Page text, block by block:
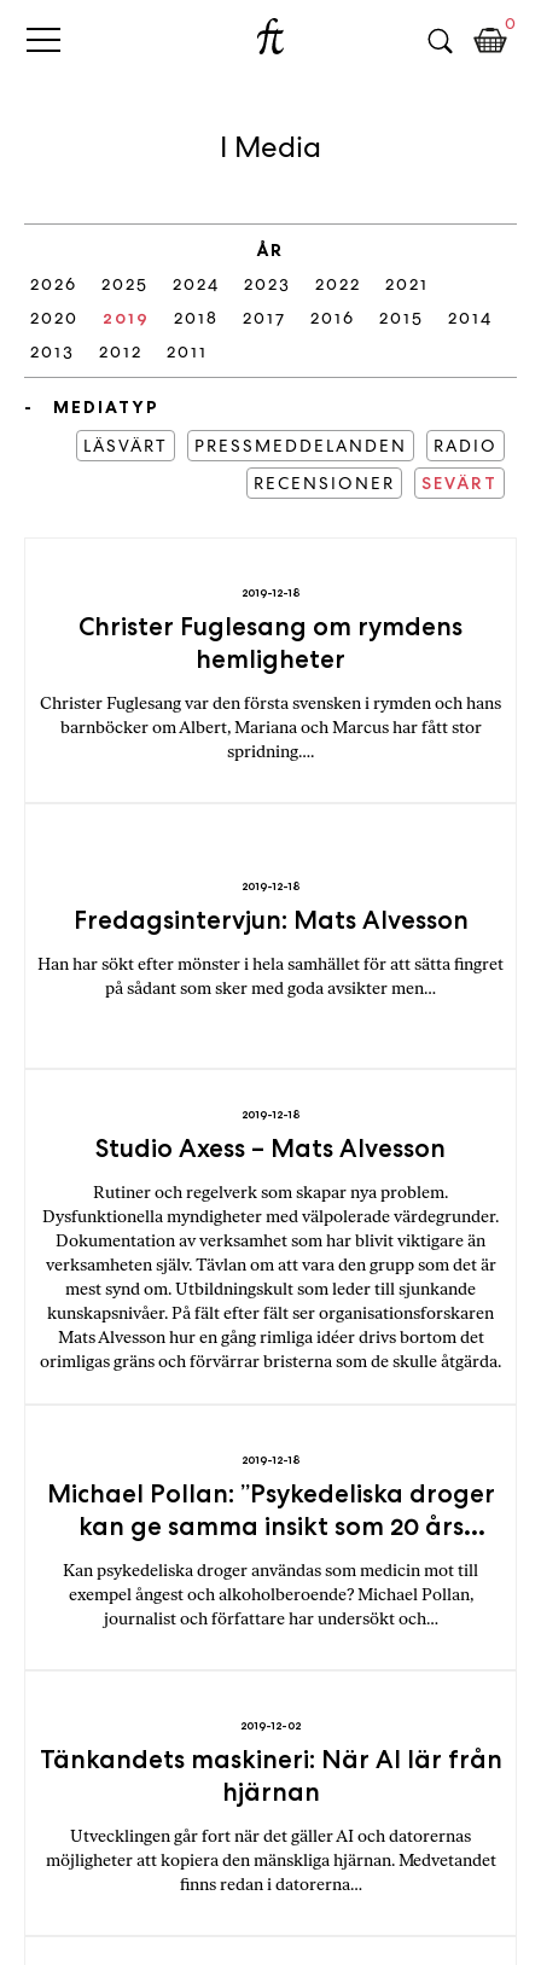
Fri
B
o
n
p
å
n
t
t
,
k
ö
c
k
e
r
o
n
o
s
F
n
k
0
I Media
ÅR
2026
2025 2024 2023 2022
2021
2020
2019 2018 2017 2016 2015
2014
2013
2012 2011
MEDIATYP
LÄSVÄRT
PRESSMEDDELANDEN
RADIO
RECENSIONER
SEVÄRT
2019-12-18
Christer Fuglesang om rymdens
hemligheter
Christer Fuglesang var den första svensken i rymden och hans
barnböcker om Albert, Mariana och Marcus har fått stor
spridning….
2019-12-18
Fredagsintervjun: Mats Alvesson
Han har sökt efter mönster i hela samhället för att sätta fingret
på sådant som sker med goda avsikter men…
2019-12-18
Studio Axess – Mats Alvesson
Rutiner och regelverk som skapar nya problem.
Dysfunktionella myndigheter med välpolerade värdegrunder.
Dokumentation av verksamhet som har blivit viktigare än
verksamheten själv. Tävlan om att vara den grupp som det är
mest synd om. Utbildningskult som leder till sjunkande
kunskapsnivåer. På fält efter fält ser organisationsforskaren
Mats Alvesson hur en gång rimliga idéer drivs bortom det
orimligas gräns och förvärrar bristerna som de skulle åtgärda.
2019-12-18
Michael Pollan: ”Psykedeliska droger
kan ge samma insikt som 20 års
psykoterapi”
Kan psykedeliska droger användas som medicin mot till
exempel ångest och alkoholberoende? Michael Pollan,
journalist och författare har undersökt och…
2019-12-02
Tänkandets maskineri: När AI lär från
hjärnan
Utvecklingen går fort när det gäller AI och datorernas
möjligheter att kopiera den mänskliga hjärnan. Medvetandet
finns redan i datorerna…